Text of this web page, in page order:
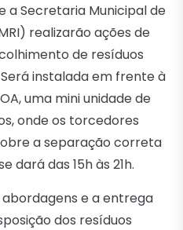
a Secretaria Municipal de
realizarão ações de
de resíduos
instalada em frente à
uma mini unidade de
onde os torcedores
a separação correta
dará das 15h às 21h.
e a entrega
dos resíduos